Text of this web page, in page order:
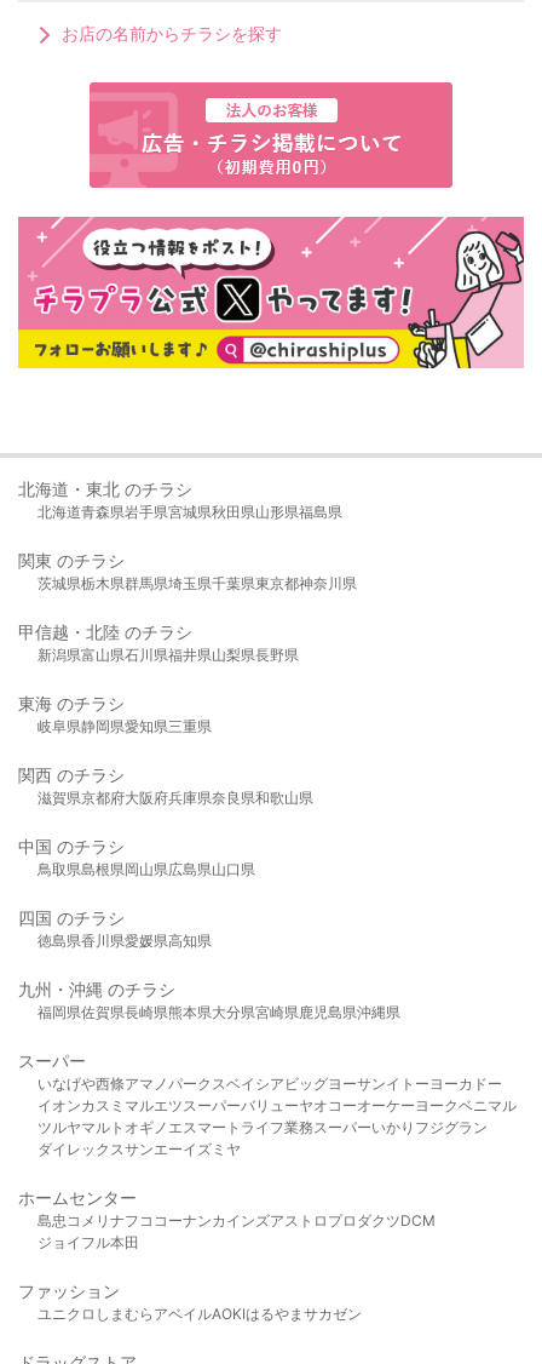
お店の名前からチラシを探す
北海道・東北 のチラシ
北海道青森県岩手県宮城県秋田県山形県福島県
関東 のチラシ
茨城県栃木県群馬県埼玉県千葉県東京都神奈川県
甲信越・北陸 のチラシ
新潟県富山県石川県福井県山梨県長野県
東海 のチラシ
岐阜県静岡県愛知県三重県
関西 のチラシ
滋賀県京都府大阪府兵庫県奈良県和歌山県
中国 のチラシ
鳥取県島根県岡山県広島県山口県
四国 のチラシ
徳島県香川県愛媛県高知県
九州・沖縄 のチラシ
福岡県佐賀県長崎県熊本県大分県宮崎県鹿児島県沖縄県
スーパー
いなげや西條アマノパークスベイシア ビッグヨーサンイトーヨーカドー
イオンカスミ マルエツスーパーバリューヤオコーオーケー ヨークベニマル
ツルヤマルト オギノ エスマート ライフ業務スーパーいかり フジグラン
ダイレックスサンエーイズミヤ
ホームセンター
島忠 コメリ ナフコ コーナンカインズアストロプロダクツDCM
ジョイフル本田
ファッション
ユニクロ しまむら アベイルAOKIはるやま サカゼン